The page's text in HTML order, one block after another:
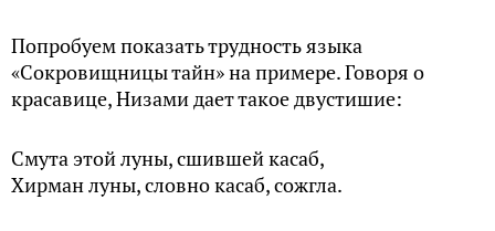
Попробуем показать трудность языка
«Сокровищницы тайн» на примере. Говоря о
красавице, Низами дает такое двустишие:
Смута этой луны, сшившей касаб,
Хирман луны, словно касаб, сожгла.